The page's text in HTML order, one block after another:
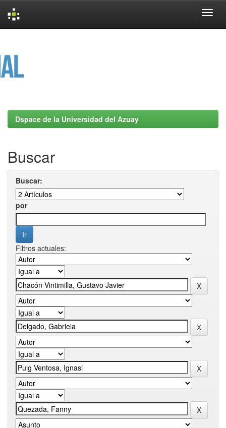
Dspace de la Universidad del Azuay
Buscar
Buscar:
por
Filtros actuales: